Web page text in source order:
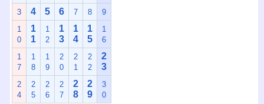
3
4 5 6 7 8
9
1
0
1
1
1
2
1
3
1
4
1
5
1
6
1
7
1
8
1
9
2
0
2
1
2
2
2
3
2
4
2
5
2
6
2
7
2
8
2
9
3
0